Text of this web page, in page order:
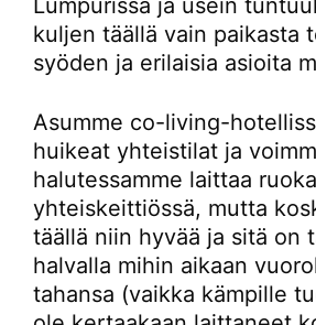
Lumpurissa ja usein
kuljen täällä vain paikasta
syöden ja erilaisia asioita
Asumme co-living-
huikeat yhteistilat ja
halutessamme laittaa
yhteiskeittiössä, mutta
täällä niin hyvää ja sitä on
halvalla mihin aikaan
tahansa (vaikka kämpille